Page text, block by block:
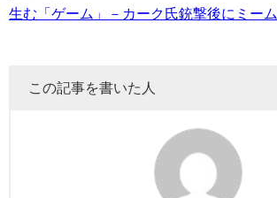
生む「ゲーム」－カーク氏銃撃後にミー
この記事を書いた人